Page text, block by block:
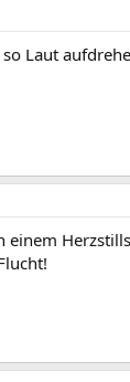
Laut